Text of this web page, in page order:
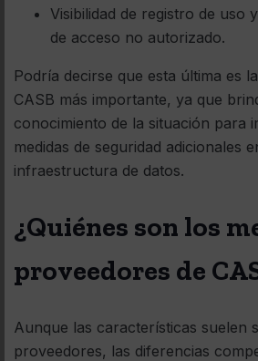
Visibilidad de registro de uso
de acceso no autorizado.
Podría decirse que esta última es
CASB más importante, ya que
conocimiento de la situación para
medidas de seguridad adicionales
infraestructura de datos.
¿Quiénes son los
proveedores de
Aunque las características suelen
proveedores, las diferencias